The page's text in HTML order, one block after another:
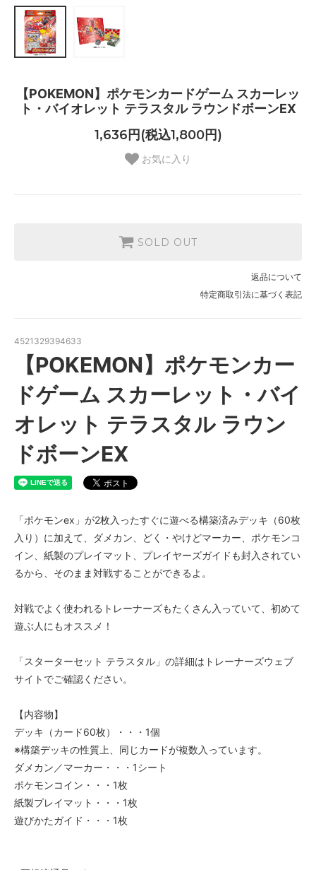
【POKEMON】ポケモンカードゲーム スカーレッ
ト・バイオレット テラスタル ラウンドボーンEX
1,636円(税込1,800円)
お気に入り
SOLD OUT
返品について
特定商取引法に基づく表記
4521329394633
【POKEMON】ポケモンカー
ドゲーム スカーレット・バイ
オレット テラスタル ラウン
ドボーンEX
「ポケモンex」が2枚入ったすぐに遊べる構築済みデッキ（60枚
入り）に加えて、ダメカン、どく・やけどマーカー、ポケモンコ
イン、紙製のプレイマット、プレイヤーズガイドも封入されてい
るから、そのまま対戦することができるよ。
対戦でよく使われるトレーナーズもたくさん入っていて、初めて
遊ぶ人にもオススメ！
「スターターセット テラスタル」の詳細はトレーナーズウェブ
サイトでご確認ください。
【内容物】
デッキ（カード60枚）・・・1個
※構築デッキの性質上、同じカードが複数入っています。
ダメカン／マーカー・・・1シート
ポケモンコイン・・・1枚
紙製プレイマット・・・1枚
遊びかたガイド・・・1枚